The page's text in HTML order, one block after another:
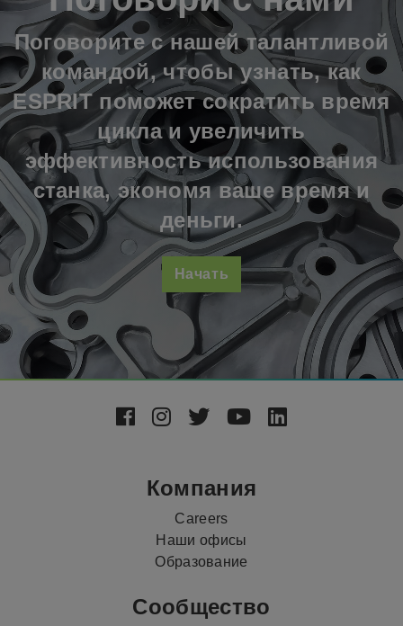
Поговорите с нашей талантливой
командой, чтобы узнать, как
ESPRIT поможет сократить время
цикла и увеличить
эффективность использования
станка, экономя ваше время и
деньги.
Начать
Компания
Careers
Наши офисы
Образование
Сообщество